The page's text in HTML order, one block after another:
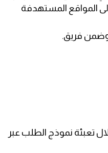
المواقع المستهدفة
فريق.
تعبئة نموذج الطلب عبر